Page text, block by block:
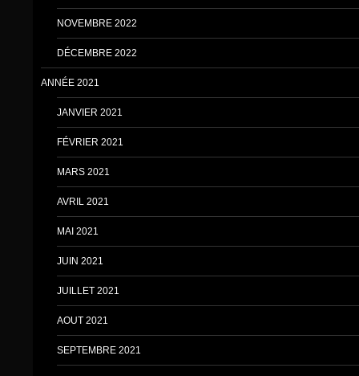
NOVEMBRE 2022
DÉCEMBRE 2022
ANNÉE 2021
JANVIER 2021
FÉVRIER 2021
MARS 2021
AVRIL 2021
MAI 2021
JUIN 2021
JUILLET 2021
AOUT 2021
SEPTEMBRE 2021